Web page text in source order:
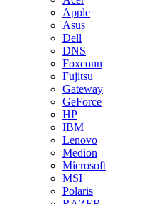
Apple
Asus
Dell
DNS
Foxconn
Fujitsu
Gateway
GeForce
HP
IBM
Lenovo
Medion
Microsoft
MSI
Polaris